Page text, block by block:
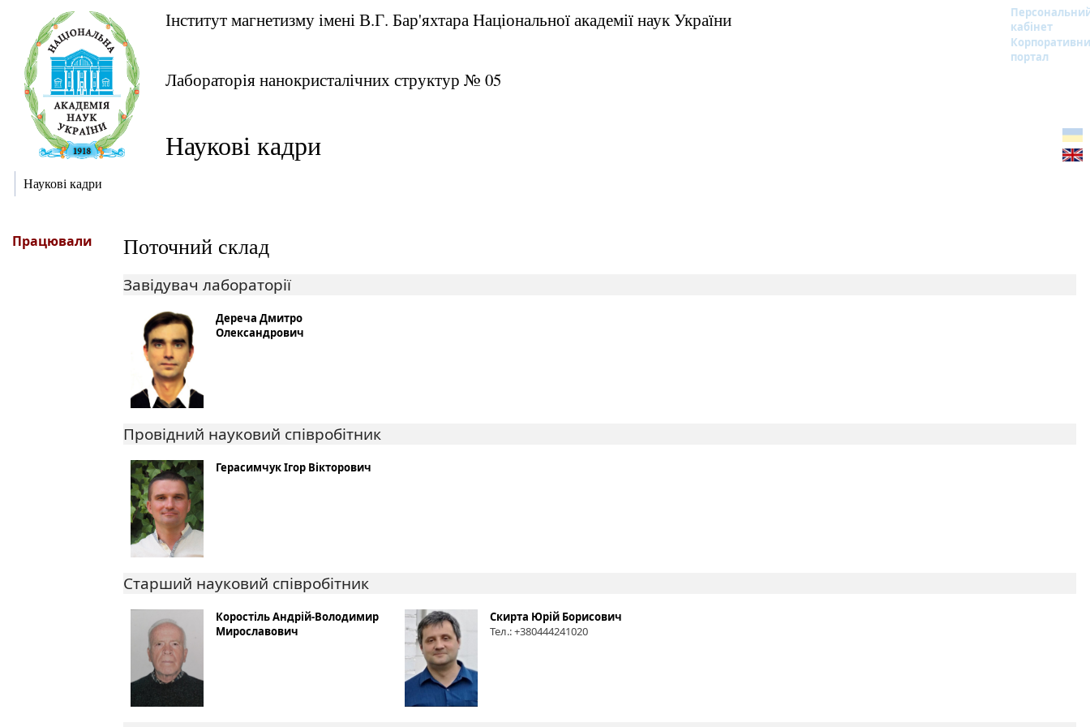
Інститут магнетизму імені В.Г. Бар'яхтара Національної академії наук України
кабінет
портал
Лабораторія нанокристалічних структур № 05
Наукові кадри
Наукові кадри
Працювали Поточний склад
Завідувач лабораторії
Дереча Дмитро
Олександрович
Провідний науковий співробітник
Герасимчук Ігор Вікторович
Старший науковий співробітник
Коростіль Андрій-Володимир
Мирославович
Скирта Юрій Борисович
Тел.: +380444241020